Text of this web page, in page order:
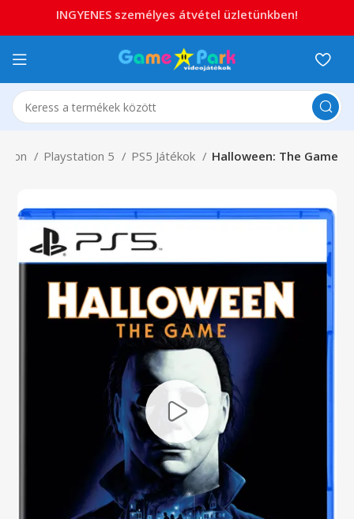
Playstation 5 PS5 Játékok Halloween: The Game
INGYENES személyes átvétel üzletünkben!